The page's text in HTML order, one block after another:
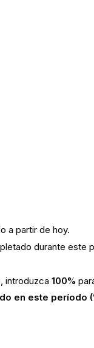
a partir de hoy.
durante este
introduzca100%
en este período